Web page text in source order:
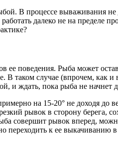
В процессе вываживания
далеко не на пределе
поведения. Рыба может
В таком случае (впрочем,
и ждать, пока рыба не начнет
на 15-20° не доходя до
рывок в сторону берега,
совершит рывок вперед,
переходить к ее выкачиванию